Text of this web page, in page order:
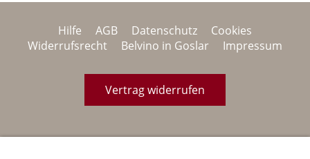
Hilfe AGB Datenschutz
Cookies
Widerrufsrecht
Belvino in Goslar Impressum
Vertrag widerrufen